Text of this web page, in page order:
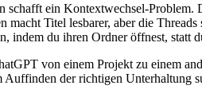
schafft ein Kontextwechsel-
Titel lesbarer, aber die
indem du ihren Ordner öffnest, statt
von einem Projekt zu einem
Auffinden der richtigen